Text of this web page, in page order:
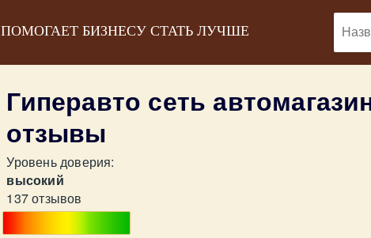
ПОМОГАЕТ БИЗНЕСУ СТАТЬ ЛУЧШЕ
Гиперавто сеть
отзывы
Уровень доверия:
высокий
137 отзывов